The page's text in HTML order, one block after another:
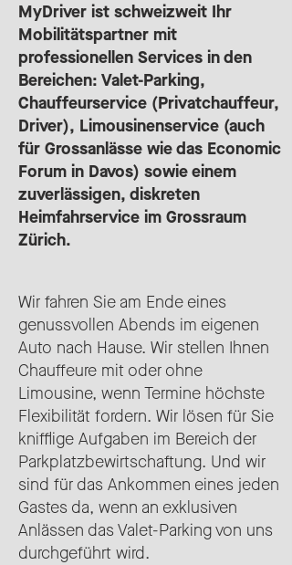
MyDriver ist schweizweit Ihr
Mobilitätspartner mit
professionellen Services in den
Bereichen: Valet-Parking,
Chauffeurservice (Privatchauffeur,
Driver), Limousinenservice (auch
für Grossanlässe wie das Economic
Forum in Davos) sowie einem
zuverlässigen, diskreten
Heimfahrservice im Grossraum
Zürich.
Wir fahren Sie am Ende eines
genussvollen Abends im eigenen
Auto nach Hause. Wir stellen Ihnen
Chauffeure mit oder ohne
Limousine, wenn Termine höchste
Flexibilität fordern. Wir lösen für Sie
knifflige Aufgaben im Bereich der
Parkplatzbewirtschaftung. Und wir
sind für das Ankommen eines jeden
Gastes da, wenn an exklusiven
Anlässen das Valet-Parking von uns
durchgeführt wird.